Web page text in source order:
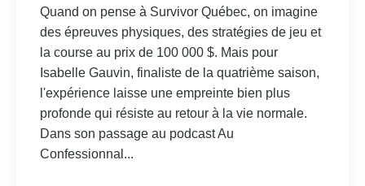
Quand on pense à Survivor Québec, on imagine
des épreuves physiques, des stratégies de jeu et
la course au prix de 100 000 $. Mais pour
Isabelle Gauvin, finaliste de la quatrième saison,
l'expérience laisse une empreinte bien plus
profonde qui résiste au retour à la vie normale.
Dans son passage au podcast Au
Confessionnal...